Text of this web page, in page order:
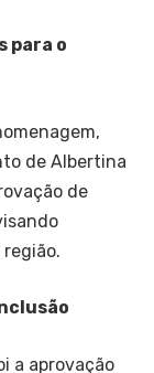
para o
de Albertina
de
a aprovação